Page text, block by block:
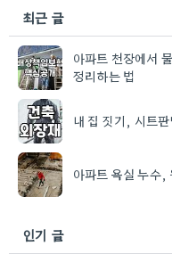
최근 글
아파트 천장에서
정리하는 법
내 집 짓기, 시트
아파트 욕실 누수,
인기 글